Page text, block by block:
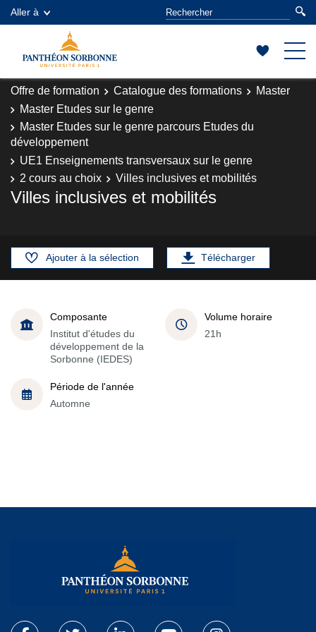
Aller à
Offre de formation Catalogue des formations
Master
Master Etudes sur le genre
Master Etudes sur le genre parcours Etudes du
développement
UE1 Enseignements transversaux sur le genre
2 cours au choix
Villes inclusives et mobilités
Villes inclusives et mobilités
Ajouter à la sélection Télécharger
Composante
Institut d'études du
développement de la
Sorbonne (IEDES)
Volume horaire
21h
Période de l'année
Automne